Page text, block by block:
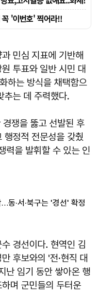
민심 지표에 기반해
투표와 일반 시민 대
하는 방식을 채택함으
추는 데 주력했다.
쟁을 뚫고 선발된 후
행정적 전문성을 갖췄
력을 발휘할 수 있는 인
동·서·북구는 '경선' 확정
경선이다. 현역인 김
후보와의 '전·현직 대
난 임기 동안 쌓아온 행
며 군민들의 두터운